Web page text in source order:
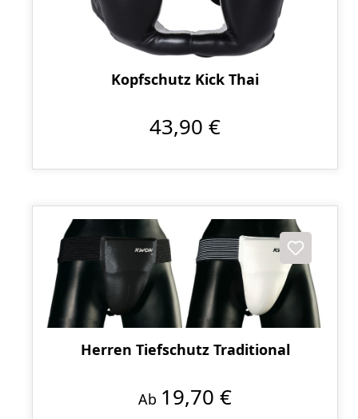
Kopfschutz Kick Thai
43,90 €
Herren Tiefschutz Traditional
Ab 19,70 €